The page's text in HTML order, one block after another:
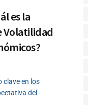
es la
Volatilidad
clave en los
del